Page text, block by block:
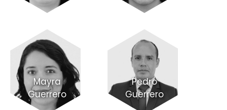
Mayra
Guerrero
Pedro
Guerrero